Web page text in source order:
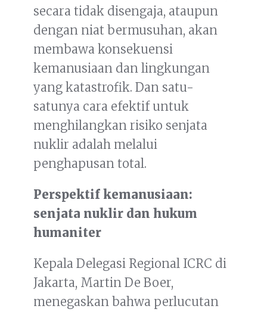
secara tidak disengaja, ataupun
dengan niat bermusuhan, akan
membawa konsekuensi
kemanusiaan dan lingkungan
yang katastrofik. Dan satu-
satunya cara efektif untuk
menghilangkan risiko senjata
nuklir adalah melalui
penghapusan total.
Perspektif kemanusiaan:
senjata nuklir dan hukum
humaniter
Kepala Delegasi Regional ICRC di
Jakarta, Martin De Boer,
menegaskan bahwa perlucutan